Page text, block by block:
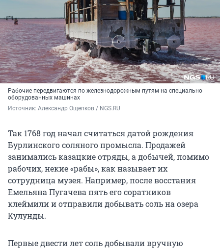
Рабочие передвигаются по железнодорожным путям на специально
оборудованных машинах
Источник: Александр Ощепков / NGS.RU
Так 1768 год начал считаться датой рождения
Бурлинского соляного промысла. Продажей
занимались казацкие отряды, а добычей, помимо
рабочих, некие «рабы», как называет их
сотрудница музея. Например, после восстания
Емельяна Пугачева пять его соратников
клеймили и отправили добывать соль на озера
Кулунды.
Первые двести лет соль добывали вручную